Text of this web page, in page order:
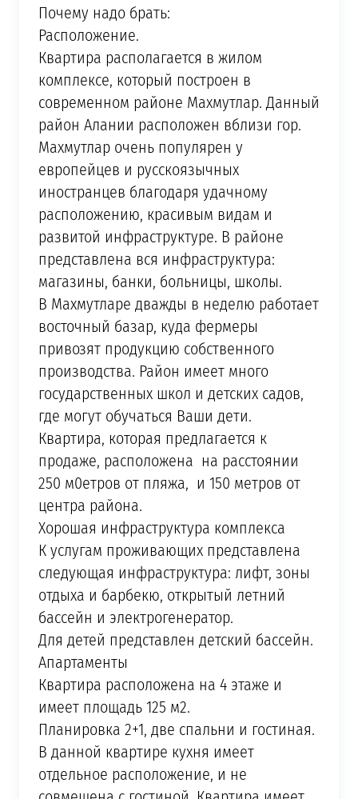
Почему надо брать:
Расположение.
Квартира располагается в жилом
комплексе, который построен в
современном районе Махмутлар. Данный
район Алании расположен вблизи гор.
Махмутлар очень популярен у
европейцев и русскоязычных
иностранцев благодаря удачному
расположению, красивым видам и
развитой инфраструктуре. В районе
представлена вся инфраструктура:
магазины, банки, больницы, школы.
В Махмутларе дважды в неделю работает
восточный базар, куда фермеры
привозят продукцию собственного
производства. Район имеет много
государственных школ и детских садов,
где могут обучаться Ваши дети.
Квартира, которая предлагается к
продаже, расположена на расстоянии
250 м0етров от пляжа, и 150 метров от
центра района.
Хорошая инфраструктура комплекса
К услугам проживающих представлена
следующая инфраструктура: лифт, зоны
отдыха и барбекю, открытый летний
бассейн и электрогенератор.
Для детей представлен детский бассейн.
Апартаменты
Квартира расположена на 4 этаже и
имеет площадь 125 м2.
Планировка 2+1, две спальни и гостиная.
В данной квартире кухня имеет
отдельное расположение, и не